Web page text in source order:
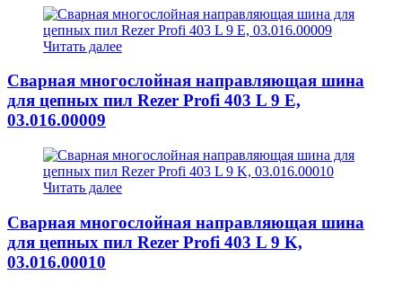
Читать далее
Сварная многослойная направляющая шина
для цепных пил Rezer Profi 403 L 9 E,
03.016.00009
Читать далее
Сварная многослойная направляющая шина
для цепных пил Rezer Profi 403 L 9 K,
03.016.00010